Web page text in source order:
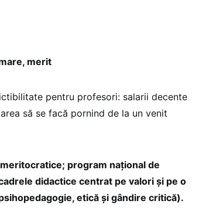
merit
pentru profesori: salarii decente
să se facă pornind de la un venit
program național de
didactice centrat pe valori și pe o
etică și gândire critică).